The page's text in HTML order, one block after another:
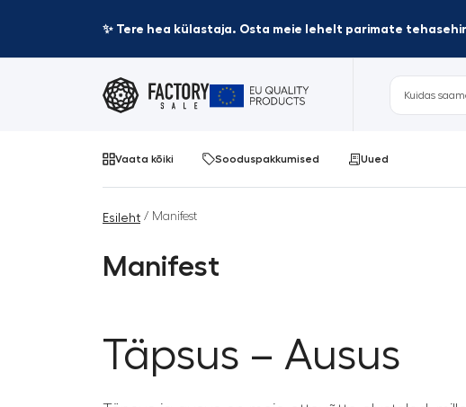
✨ Tere hea külastaja. Osta meie lehelt parimate
Vaata kõiki Sooduspakkumised Uued
Esileht / Manifest
Manifest
Täpsus – Ausus